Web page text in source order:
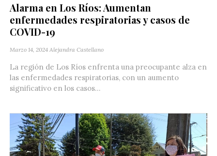
Alarma en Los Ríos: Aumentan
enfermedades respiratorias y casos de
COVID-19
Marzo 14, 2024 Alejandra Castellano
La región de Los Ríos enfrenta una preocupante alza en
las enfermedades respiratorias, con un aumento
significativo en los casos...